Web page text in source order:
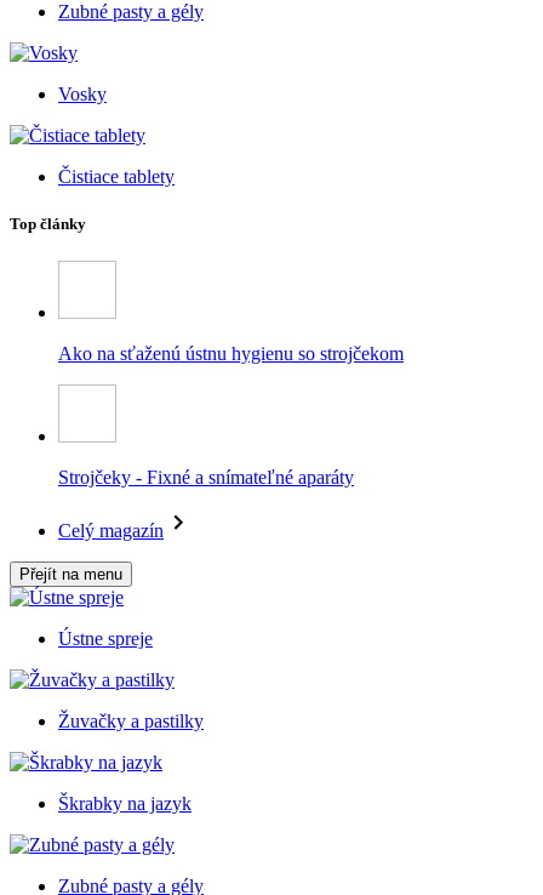
Zubné pasty a gély
Vosky
Čistiace tablety
Top články
Ako na sťaženú ústnu hygienu so strojčekom
Strojčeky - Fixné a snímateľné aparáty
Celý magazín
Přejít na menu
Ústne spreje
Žuvačky a pastilky
Škrabky na jazyk
Zubné pasty a gély